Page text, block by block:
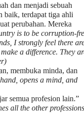
dan menjadi sebuah
baik, terdapat tiga ahli
perubahan. Mereka
is to be corruption-
I strongly feel there
a difference. They
membuka minda, dan
opens a mind, and
semua profesion lain.”
all the other